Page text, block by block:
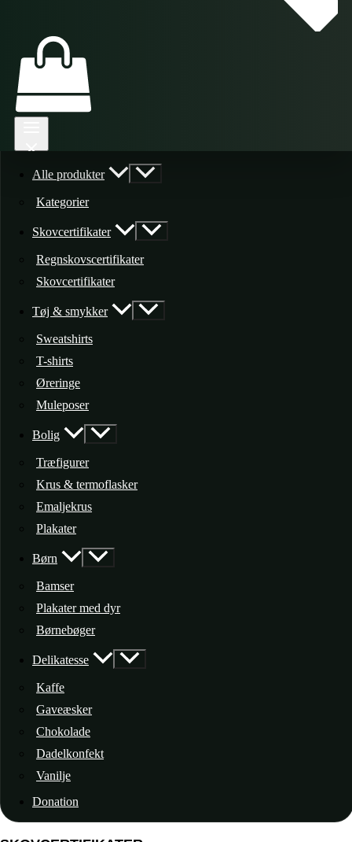
Alle produkter
Kategorier
Skovcertifikater
Regnskovscertifikater
Skovcertifikater
Tøj & smykker
Sweatshirts
T-shirts
Øreringe
Muleposer
Bolig
Træfigurer
Krus & termoflasker
Emaljekrus
Plakater
Børn
Bamser
Plakater med dyr
Børnebøger
Delikatesse
Kaffe
Gaveæsker
Chokolade
Dadelkonfekt
Vanilje
Donation